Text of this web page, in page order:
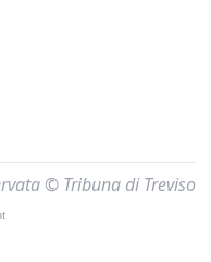
© Tribuna di Treviso